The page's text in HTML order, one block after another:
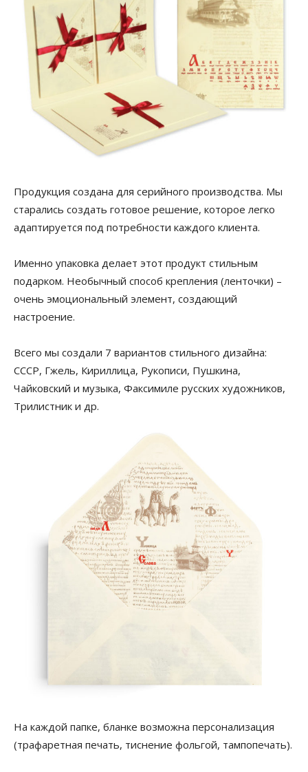
Продукция создана для серийного производства. Мы
старались создать готовое решение, которое легко
адаптируется под потребности каждого клиента.
Именно упаковка делает этот продукт стильным
подарком. Необычный способ крепления (ленточки) –
очень эмоциональный элемент, создающий
настроение.
Всего мы создали 7 вариантов стильного дизайна:
СССР, Гжель, Кириллица, Рукописи, Пушкина,
Чайковский и музыка, Факсимиле русских художников,
Трилистник и др.
На каждой папке, бланке возможна персонализация
(трафаретная печать, тиснение фольгой, тампопечать).